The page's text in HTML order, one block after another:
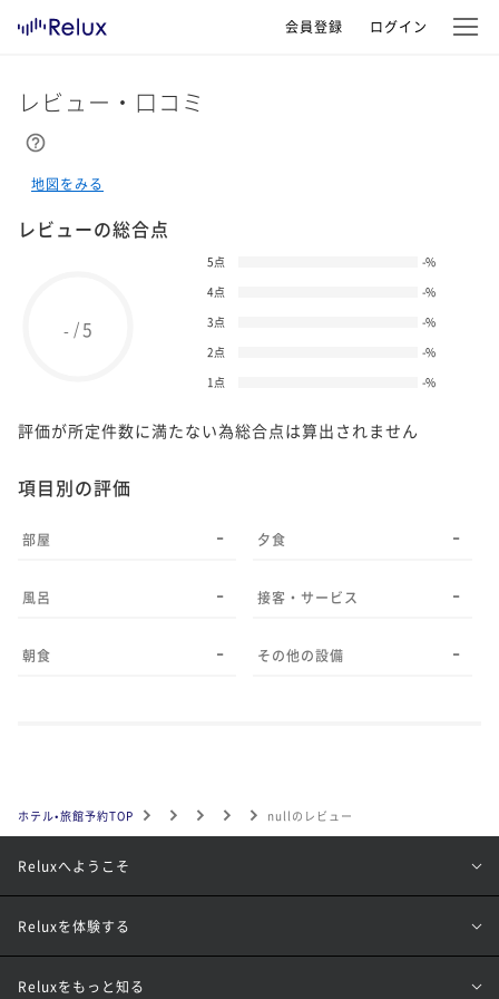
会員登録 ログイン
レビュー・口コミ
地図をみる
レビューの総合点
- /5
5点 -%
4点
-%
3点
-%
2点
-%
1点
-%
評価が所定件数に満たない為総合点は算出されません
項目別の評価
部屋 -
風呂 -
朝食 -
夕食 -
接客・サービス -
その他の設備 -
ホテル•旅館予約TOP nullのレビュー
Reluxへようこそ
Reluxを体験する
Reluxをもっと知る